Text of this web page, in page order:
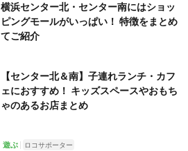
横浜センター北・センター南にはショッ
ピングモールがいっぱい！ 特徴をまとめ
てご紹介
【センター北＆南】子連れランチ・カフ
ェにおすすめ！ キッズスペースやおもち
ゃのあるお店まとめ
遊ぶ ロコサポーター